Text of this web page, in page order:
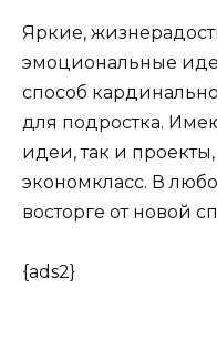
Яркие,
эмоциональные
способ
для подростка.
идеи, так и
экономкласс. В
восторге от новой
{ads2}